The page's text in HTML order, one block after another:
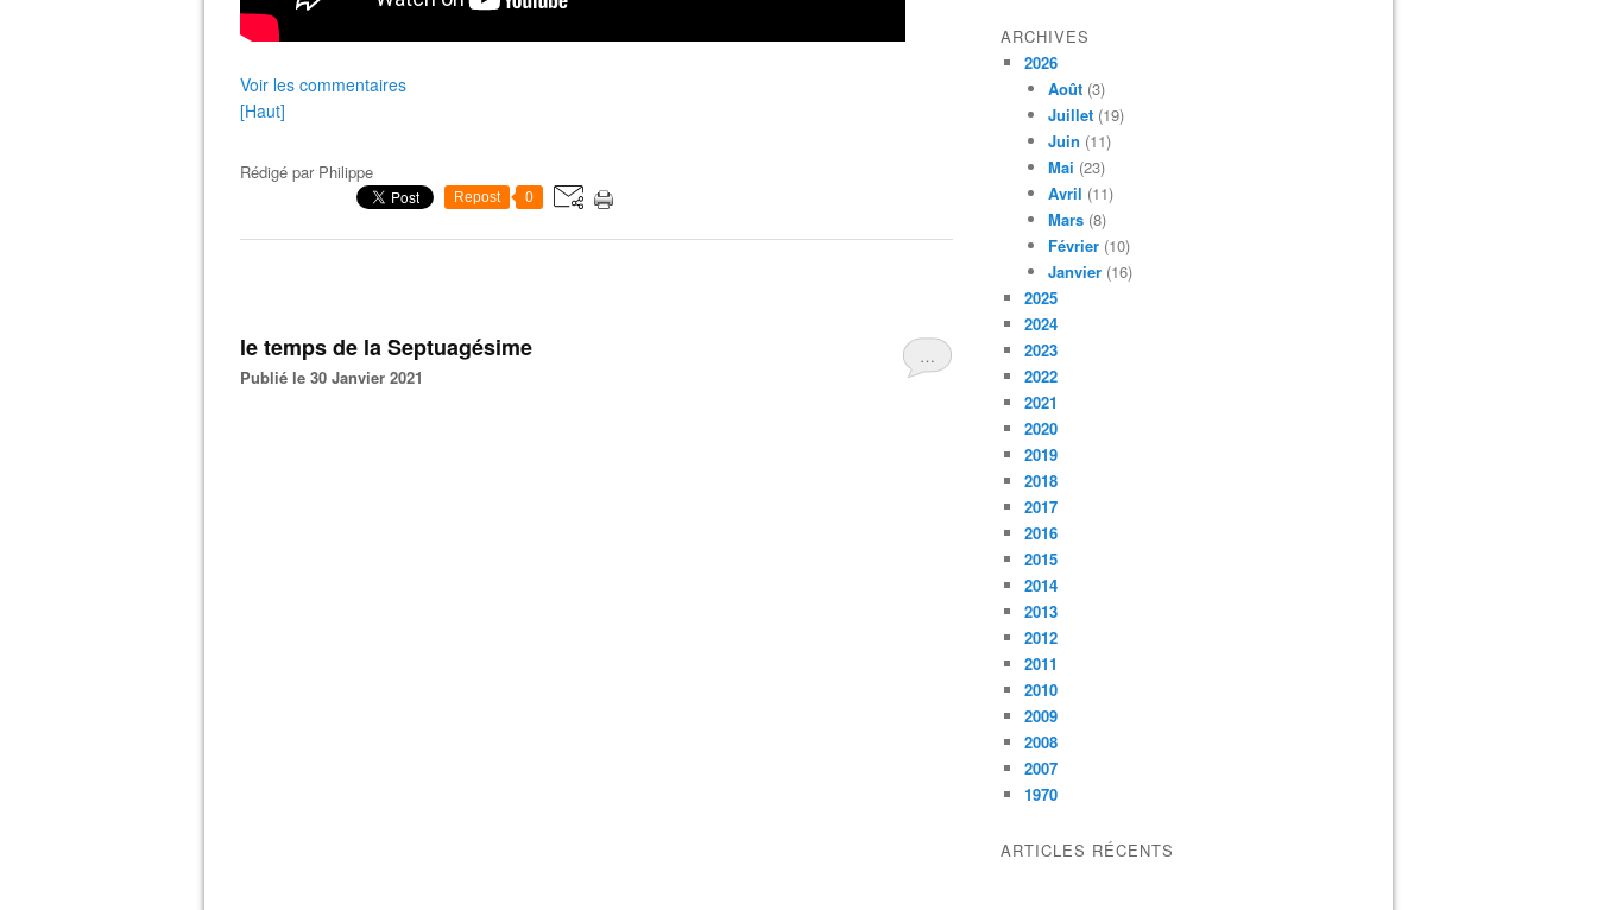
Voir les commentaires
[Haut]
Rédigé par Philippe
Repost 0
…
le temps de la Septuagésime
Publié le 30 Janvier 2021
ARCHIVES
2026
Août (3)
Juillet (19)
Juin (11)
Mai (23)
Avril (11)
Mars (8)
Février (10)
Janvier (16)
2025
2024
2023
2022
2021
2020
2019
2018
2017
2016
2015
2014
2013
2012
2011
2010
2009
2008
2007
1970
ARTICLES RÉCENTS